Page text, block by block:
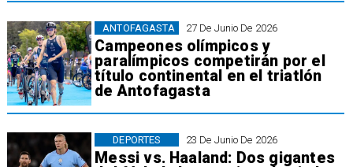
27 De Junio De 2026
Campeones olímpicos y
paralímpicos competirán por el
título continental en el triatlón
de Antofagasta
ANTOFAGASTA
23 De Junio De 2026
Messi vs. Haaland: Dos gigantes
DEPORTES